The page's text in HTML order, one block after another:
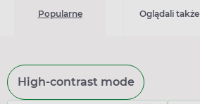
Popularne Oglądali także
High-contrast mode